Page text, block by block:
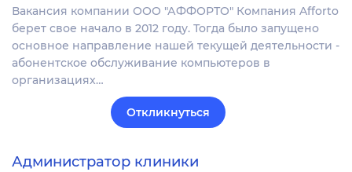
Вакансия компании ООО "АФФОРТО" Компания Afforto
берет свое начало в 2012 году. Тогда было запущено
основное направление нашей текущей деятельности -
абонентское обслуживание компьютеров в
организациях…
Откликнуться
Администратор клиники